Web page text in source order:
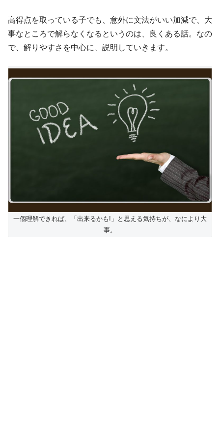
高得点を取っている子でも、意外に文法がいい加減で、大
事なところで解らなくなるというのは、良くある話。なの
で、解りやすさを中心に、説明していきます。
一個理解できれば、「出来るかも!」と思える気持ちが、なにより大
事。